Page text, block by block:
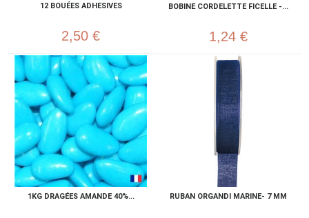
12 BOUÉES ADHESIVES
2,50 €
BOBINE CORDELETTE FICELLE -...
1,24 €
1KG DRAGÉES AMANDE 40%... RUBAN ORGANDI MARINE- 7 MM